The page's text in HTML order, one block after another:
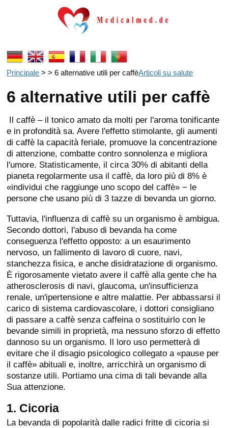
Principale > > 6 alternative utili per caffèArticoli su salute
6 alternative utili per caffè
Il caffè – il tonico amato da molti per l'aroma tonificante
e in profondità sa. Avere l'effetto stimolante, gli aumenti
di caffè la capacità feriale, promuove la concentrazione
di attenzione, combatte contro sonnolenza e migliora
l'umore. Statisticamente, il circa 30% di abitanti della
pianeta regolarmente usa il caffè, da loro più di 8% è
«individui che raggiunge uno scopo del caffè» − le
persone che usano più di 3 tazze di bevanda un giorno.
Tuttavia, l'influenza di caffè su un organismo è ambigua.
Secondo dottori, l'abuso di bevanda ha come
conseguenza l'effetto opposto: a un esaurimento
nervoso, un fallimento di lavoro di cuore, navi,
stanchezza fisica, e anche disidratazione di organismo.
È rigorosamente vietato avere il caffè alla gente che ha
atherosclerosis di navi, glaucoma, un'insufficienza
renale, un'ipertensione e altre malattie. Per abbassarsi il
carico di sistema cardiovascolare, i dottori consigliano
di passare a caffè senza caffeina o sostituirlo con le
bevande simili in proprietà, ma nessuno sforzo di effetto
dannoso su un organismo. Il loro uso permetterà di
evitare che il disagio psicologico collegato a «pause per
il caffè» abituali e, inoltre, arricchirà un organismo di
sostanze utili. Portiamo una cima di tali bevande alla
Sua attenzione.
1. Cicoria
La bevanda di popolarità dalle radici fritte di cicoria si